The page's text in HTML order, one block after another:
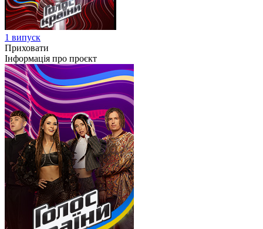
1 випуск
Приховати
Інформація про проєкт